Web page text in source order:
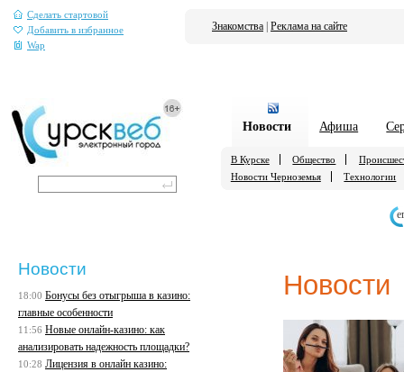
Сделать стартовой
Добавить в избранное
Wap
Знакомства Реклама на сайте
Новости Афиша
В Курске Общество
Новости Черноземья
Технологии
Новости
Новости
18:00 Бонусы без отыгрыша в казино:
главные особенности
11:56 Новые онлайн-казино: как
анализировать надежность площадки?
10:28 Лицензия в онлайн казино: